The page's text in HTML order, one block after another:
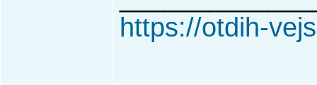
https://otdih-